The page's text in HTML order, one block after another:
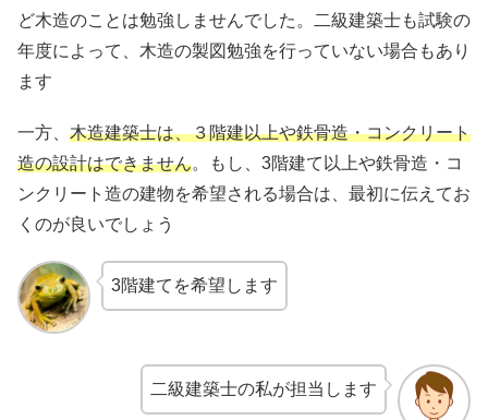
ど木造のことは勉強しませんでした。二級建築士も試験の
年度によって、木造の製図勉強を行っていない場合もあり
ます
一方、 木造建築士は、３階建以上や鉄骨造・コンクリート
造の設計はできません。もし、3階建て以上や鉄骨造・コ
ンクリート造の建物を希望される場合は、最初に伝えてお
くのが良いでしょう
3階建てを希望します
二級建築士の私が担当します